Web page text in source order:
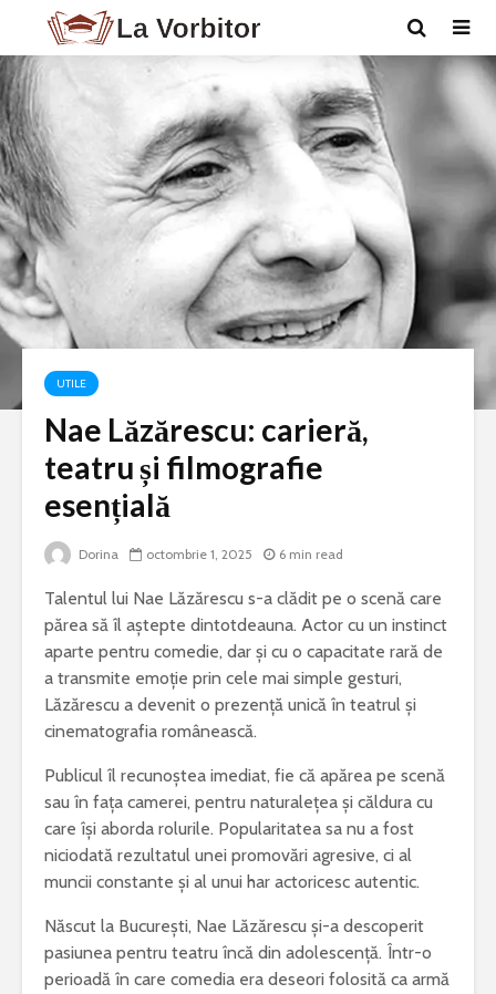
UTILE
Nae Lăzărescu: carieră,
teatru și filmografie
esențială
Dorina octombrie 1, 2025 6 min read
Talentul lui Nae Lăzărescu s-a clădit pe o scenă care
părea să îl aștepte dintotdeauna. Actor cu un instinct
aparte pentru comedie, dar și cu o capacitate rară de
a transmite emoție prin cele mai simple gesturi,
Lăzărescu a devenit o prezență unică în teatrul și
cinematografia românească.
Publicul îl recunoștea imediat, fie că apărea pe scenă
sau în fața camerei, pentru naturalețea și căldura cu
care își aborda rolurile. Popularitatea sa nu a fost
niciodată rezultatul unei promovări agresive, ci al
muncii constante și al unui har actoricesc autentic.
Născut la București, Nae Lăzărescu și-a descoperit
pasiunea pentru teatru încă din adolescență. Într-o
perioadă în care comedia era deseori folosită ca armă
pentru lucrări de
Ce poți vizita într-
un weekend în
județul Gorj
Ziua Mondială a
Bolilor Rare. De ce
care este mesajul
transmis la nivel
global
specii din
Cele mai
probleme